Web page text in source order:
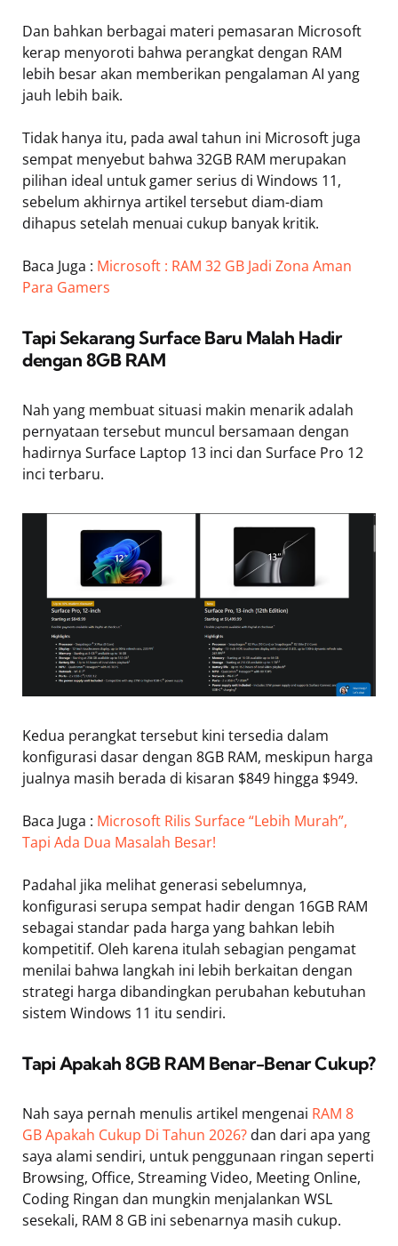
Dan bahkan berbagai materi pemasaran Microsoft
kerap menyoroti bahwa perangkat dengan RAM
lebih besar akan memberikan pengalaman AI yang
jauh lebih baik.
Tidak hanya itu, pada awal tahun ini Microsoft juga
sempat menyebut bahwa 32GB RAM merupakan
pilihan ideal untuk gamer serius di Windows 11,
sebelum akhirnya artikel tersebut diam-diam
dihapus setelah menuai cukup banyak kritik.
Baca Juga : Microsoft : RAM 32 GB Jadi Zona Aman
Para Gamers
Tapi Sekarang Surface Baru Malah Hadir
dengan 8GB RAM
Nah yang membuat situasi makin menarik adalah
pernyataan tersebut muncul bersamaan dengan
hadirnya Surface Laptop 13 inci dan Surface Pro 12
inci terbaru.
Kedua perangkat tersebut kini tersedia dalam
konfigurasi dasar dengan 8GB RAM, meskipun harga
jualnya masih berada di kisaran $849 hingga $949.
Baca Juga : Microsoft Rilis Surface “Lebih Murah”,
Tapi Ada Dua Masalah Besar!
Padahal jika melihat generasi sebelumnya,
konfigurasi serupa sempat hadir dengan 16GB RAM
sebagai standar pada harga yang bahkan lebih
kompetitif. Oleh karena itulah sebagian pengamat
menilai bahwa langkah ini lebih berkaitan dengan
strategi harga dibandingkan perubahan kebutuhan
sistem Windows 11 itu sendiri.
Tapi Apakah 8GB RAM Benar-Benar Cukup?
Nah saya pernah menulis artikel mengenai RAM 8
GB Apakah Cukup Di Tahun 2026? dan dari apa yang
saya alami sendiri, untuk penggunaan ringan seperti
Browsing, Office, Streaming Video, Meeting Online,
Coding Ringan dan mungkin menjalankan WSL
sesekali, RAM 8 GB ini sebenarnya masih cukup.